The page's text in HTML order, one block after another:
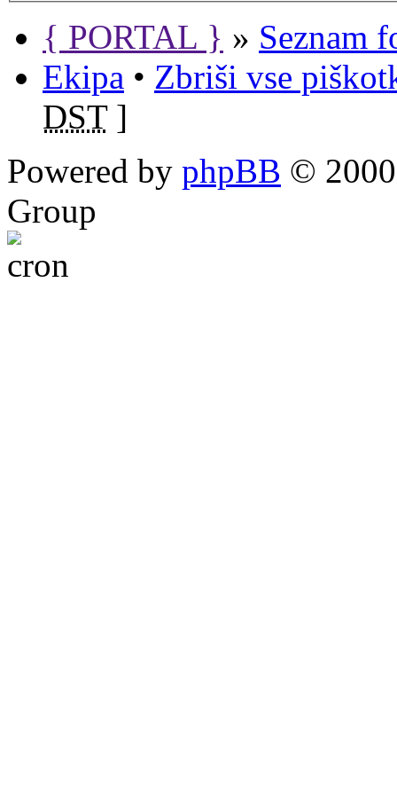
{ PORTAL } » Seznam
Ekipa • Zbriši vse
DST]
Powered by phpBB ©
Group